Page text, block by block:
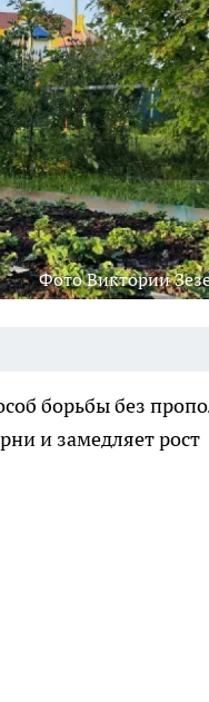
Фото Виктории
борьбы без
и замедляет рост